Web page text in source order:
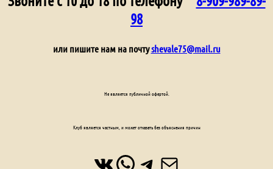
98
или пишите нам на почтуshevale75@mail.ru
ВКонтакте
WhatsApp
Telegram
Почта